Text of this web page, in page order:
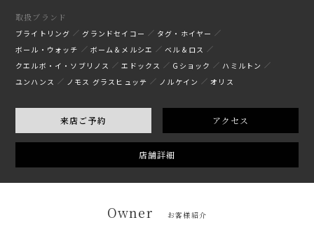
取扱ブランド
ブライトリング グランドセイコー
タグ・ホイヤー
ボール・ウォッチ
ボーム＆メルシエ
ベル＆ロス
クエルボ・イ・ソブリノス
エドックス Gショック
ハミルトン
ユンハンス
ノモス グラスヒュッテ ノルケイン オリス
来店ご予約 アクセス
店舗詳細
Owner お客様紹介